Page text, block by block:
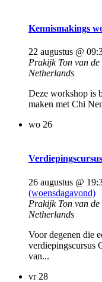
Kennismakings
22 augustus @
Prakijk Ton van de
Netherlands
Deze workshop is
maken met Chi
wo 26
26 augustus @
(woensdagavond)
Prakijk Ton van de
Netherlands
Voor degenen die
verdiepingscursus
van...
vr 28